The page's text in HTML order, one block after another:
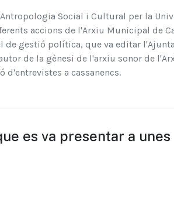
Social i Cultural per la
accions de l'Arxiu Municipal de
de gestió política, que va editar
de la gènesi de l'arxiu sonor de
d'entrevistes a cassanencs.
es va presentar a unes